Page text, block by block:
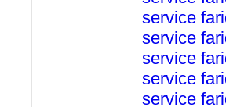
service
service
service
service
service